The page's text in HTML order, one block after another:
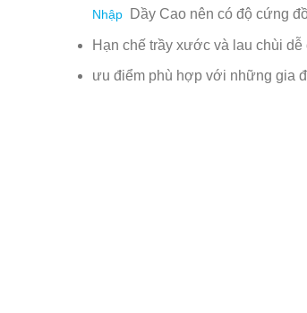
Nhập
Dầy Cao nên có độ cứng
Hạn chế trầy xước và lau chùi
ưu điểm phù hợp với những gia